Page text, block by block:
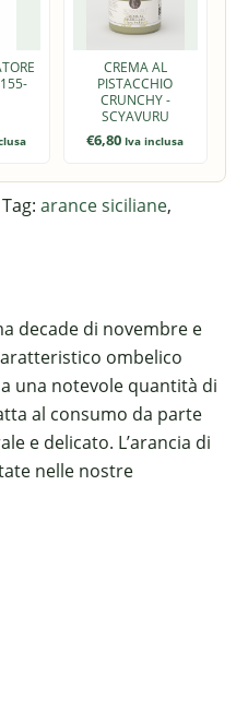
CREMA AL
PISTACCHIO
CRUNCHY -
SCYAVURU
€6,80 Iva inclusa
Tag:arance siciliane,
decade di novembre e
ombelico
una notevole quantità di
al consumo da parte
e delicato. L’arancia di
nelle nostre